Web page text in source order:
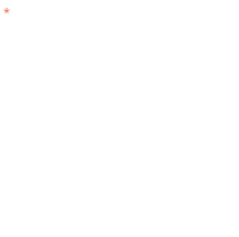
*